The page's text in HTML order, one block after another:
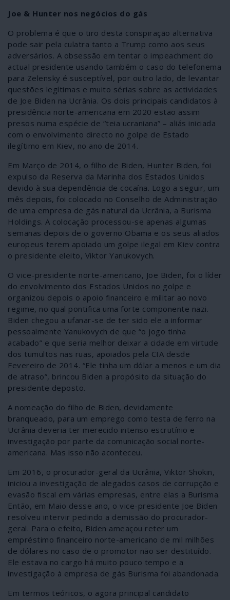
Joe & Hunter nos negócios do gás
O problema é que o tiro desta conspiração alternativa
pode sair pela culatra tanto a Trump como aos seus
adversários. A obsessão em tentar o impeachment do
actual presidente usando também o caso do telefonema
para Zelensky é susceptível, por outro lado, de levantar
questões legítimas e muito sérias sobre as actividades
de Joe Biden na Ucrânia. Os dois principais candidatos à
presidência norte-americana em 2020 estão assim
presos numa espécie de “teia ucraniana” – aliás iniciada
com o envolvimento directo no golpe de Estado
ilegítimo em Kiev, no ano de 2014.
Em Março de 2014, o filho de Biden, Hunter Biden, foi
expulso da Reserva da Marinha dos Estados Unidos
devido à sua dependência de cocaína. Logo a seguir, um
mês depois, foi colocado no Conselho de Administração
de uma empresa de gás natural da Ucrânia, a Burisma
Holdings. A colocação processou-se apenas algumas
semanas depois de o governo Obama e os seus aliados
europeus terem apoiado um golpe ilegal em Kiev contra
o presidente eleito, Viktor Yanukovych.
O vice-presidente norte-americano, Joe Biden, foi o líder
do envolvimento dos Estados Unidos no golpe e
organizou depois o apoio financeiro e militar ao novo
regime, no qual pontifica uma forte componente nazi.
Biden chegou a ufanar-se de ter sido ele a informar
pessoalmente Yanukovych de que “o jogo tinha
acabado” e que seria melhor deixar a cidade em virtude
dos tumultos nas ruas, apoiados pela CIA desde
Fevereiro de 2014. “Ele tinha um dólar a menos e um dia
de atraso”, brincou Biden a propósito da situação do
presidente deposto.
A nomeação do filho de Biden, devidamente
branqueado, para um emprego como testa de ferro na
Ucrânia deveria ter merecido intenso escrutínio e
investigação por parte da comunicação social norte-
americana. Mas isso não aconteceu.
Em 2016, o procurador-geral da Ucrânia, Viktor Shokin,
iniciou a investigação de alegados casos de corrupção e
evasão fiscal em várias empresas, entre elas a Burisma.
Então, em Maio desse ano, o vice-presidente Joe Biden
resolveu intervir pedindo a demissão do procurador-
geral. Para o efeito, Biden ameaçou reter um
empréstimo financeiro norte-americano de mil milhões
de dólares no caso de o promotor não ser destituído.
Ele estava no cargo há muito pouco tempo e a
investigação à empresa de gás Burisma foi abandonada.
Em termos teóricos, o agora principal candidato